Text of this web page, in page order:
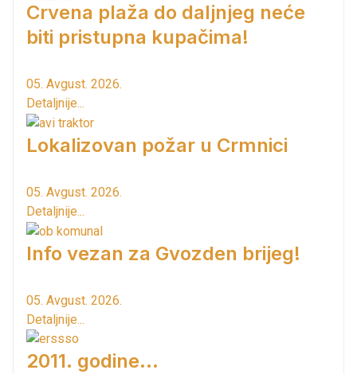
Crvena plaža do daljnjeg neće
biti pristupna kupačima!
05. Avgust. 2026.
Detaljnije...
Lokalizovan požar u Crmnici
05. Avgust. 2026.
Detaljnije...
Info vezan za Gvozden brijeg!
05. Avgust. 2026.
Detaljnije...
2011. godine...